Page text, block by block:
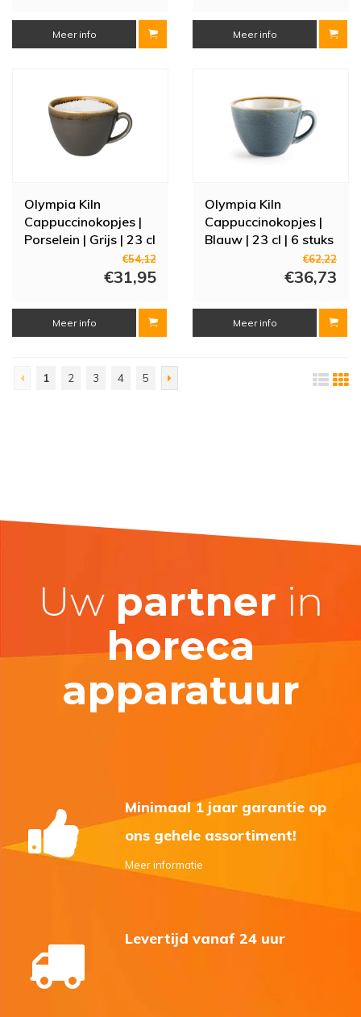
Meer info Meer info
Olympia Kiln
Cappuccinokopjes |
Porselein | Grijs | 23 cl
€54,12
€31,95
Meer info
Olympia Kiln
Cappuccinokopjes |
Blauw | 23 cl | 6 stuks
€62,22
€36,73
Meer info
1 2 3 4 5
Uw partner in
horeca
apparatuur
Minimaal 1 jaar garantie op
ons gehele assortiment!
Meer informatie
Levertijd vanaf 24 uur